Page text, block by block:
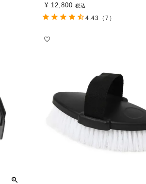
¥ 12,800 税込
4.43 （7）